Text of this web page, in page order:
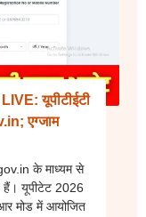
यूपीटीईटी
एग्जाम
के माध्यम से
हैं। यूपीटेट 2026
मोड में आयोजित